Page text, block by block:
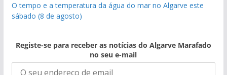
O tempo e a temperatura da água do mar no Algarve este
sábado (8 de agosto)
Registe-se para receber as notícias do Algarve Marafado
no seu e-mail